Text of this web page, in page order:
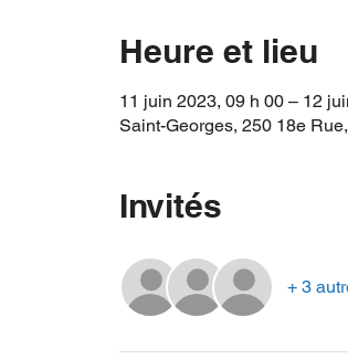
Heure et lieu
11 juin 2023, 09 h 00 – 12
Saint-Georges, 250 18e
Invités
+ 3